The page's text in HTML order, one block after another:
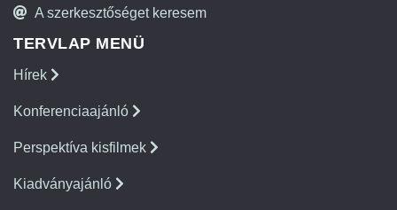
A szerkesztőséget keresem
TERVLAP MENÜ
Hírek
Konferenciaajánló
Perspektíva kisfilmek
Kiadványajánló